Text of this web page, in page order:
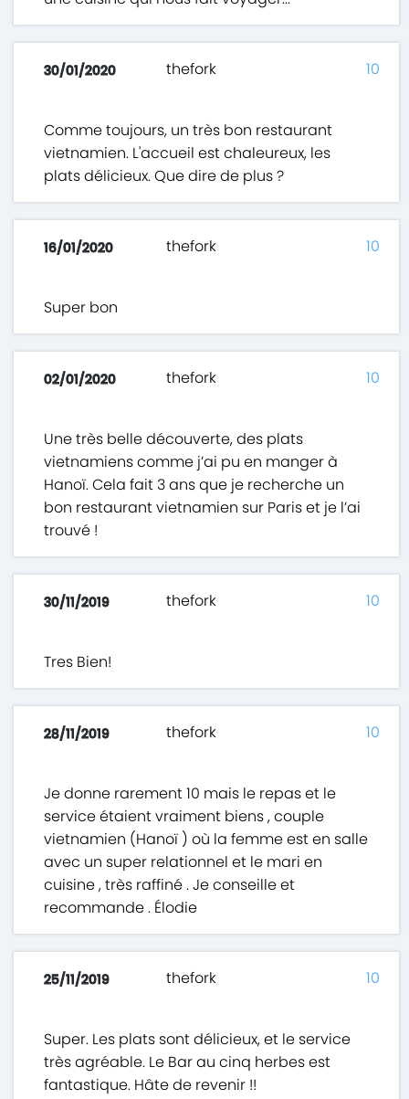
30/01/2020 thefork
Comme toujours, un très bon restaurant
vietnamien. L'accueil est chaleureux, les
plats délicieux. Que dire de plus ?
10
16/01/2020 thefork
Super bon
10
02/01/2020 thefork
Une très belle découverte, des plats
vietnamiens comme j’ai pu en manger à
Hanoï. Cela fait 3 ans que je recherche un
bon restaurant vietnamien sur Paris et je l’ai
trouvé !
10
30/11/2019 thefork
Tres Bien!
10
28/11/2019 thefork
Je donne rarement 10 mais le repas et le
service étaient vraiment biens , couple
vietnamien (Hanoï ) où la femme est en salle
avec un super relationnel et le mari en
cuisine , très raffiné . Je conseille et
recommande . Élodie
10
25/11/2019 thefork
Super. Les plats sont délicieux, et le service
très agréable. Le Bar au cinq herbes est
fantastique. Hâte de revenir !!
10